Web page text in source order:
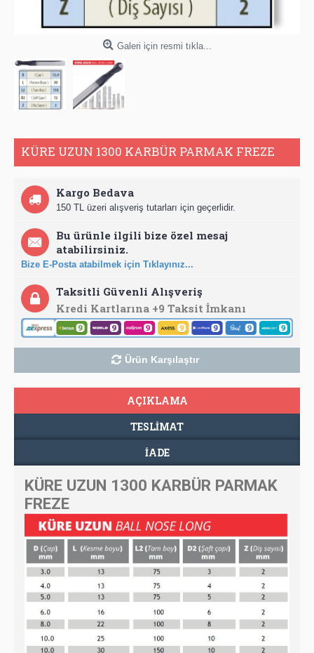
Galeri için resmi tıkla...
KÜRE UZUN 1300 KARBÜR PARMAK FREZE
Kargo Bedava
150 TL üzeri alışveriş tutarları için geçerlidir.
Bu ürünle ilgili bize özel mesaj
atabilirsiniz.
Bize E-Posta atabilmek için Tıklayınız...
Taksitli Güvenli Alışveriş
Kredi Kartlarına +9 Taksit İmkanı
Ürün Karşılaştır
AÇIKLAMA
TESLIMAT
İADE
KÜRE UZUN 1300 KARBÜR PARMAK
FREZE